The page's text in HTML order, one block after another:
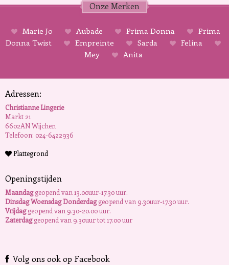
Onze Merken
Marie Jo Aubade Prima Donna
Prima
Donna Twist
Empreinte Sarda
Felina
Mey
Anita
Adressen:
Christianne Lingerie
Markt 21
6602AN Wijchen
Telefoon: 024-6422936
Plattegrond
Openingstijden
Maandaggeopend van 13.00uur-17.30 uur.
Dinsdag Woensdag Donderdaggeopend van 9.30uur-17.30 uur.
Vrijdaggeopend van 9.30-20.00 uur.
Zaterdaggeopend van 9.30uur tot 17.00 uur
Volg ons ook op Facebook